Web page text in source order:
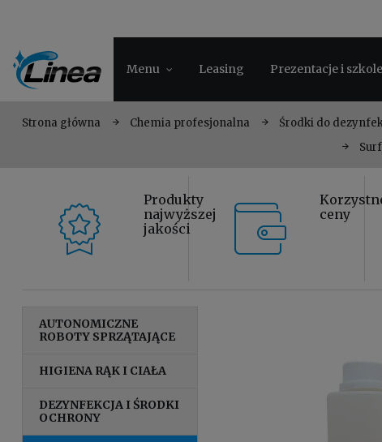
Menu Leasing Prezentacje i
Strona główna Chemia profesjonalna
Środki do
Produkty
najwyższej
jakości
ceny
AUTONOMICZNE
ROBOTY SPRZĄTAJĄCE
HIGIENA RĄK I CIAŁA
DEZYNFEKCJA I ŚRODKI
OCHRONY